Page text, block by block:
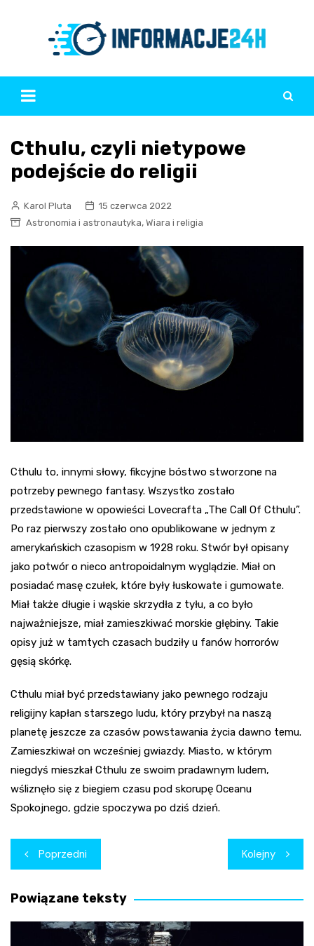
Cthulu, czyli nietypowe
podejście do religii
Karol Pluta
15 czerwca 2022
Astronomia i astronautyka, Wiara i religia
Cthulu to, innymi słowy, fikcyjne bóstwo stworzone na
potrzeby pewnego fantasy. Wszystko zostało
przedstawione w opowieści Lovecrafta „The Call Of Cthulu”.
Po raz pierwszy zostało ono opublikowane w jednym z
amerykańskich czasopism w 1928 roku. Stwór był opisany
jako potwór o nieco antropoidalnym wyglądzie. Miał on
posiadać masę czułek, które były łuskowate i gumowate.
Miał także długie i wąskie skrzydła z tyłu, a co było
najważniejsze, miał zamieszkiwać morskie głębiny. Takie
opisy już w tamtych czasach budziły u fanów horrorów
gęsią skórkę.
Cthulu miał być przedstawiany jako pewnego rodzaju
religijny kapłan starszego ludu, który przybył na naszą
planetę jeszcze za czasów powstawania życia dawno temu.
Zamieszkiwał on wcześniej gwiazdy. Miasto, w którym
niegdyś mieszkał Cthulu ze swoim pradawnym ludem,
wśliznęło się z biegiem czasu pod skorupę Oceanu
Spokojnego, gdzie spoczywa po dziś dzień.
Nawigacja
wpisu
Poprzedni Kolejny
Powiązane teksty